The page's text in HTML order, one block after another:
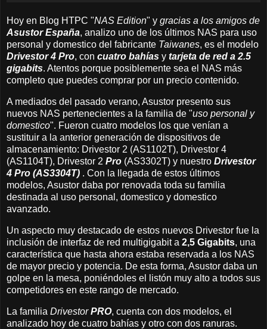
Hoy en Blog HTPC "NAS Edition" y gracias a los amigos de
Asustor España, analizo uno de los últimos NAS para uso
personal y domestico del fabricante Taiwanes, es el modelo
Drivestor 4 Pro, con cuatro bahías y tarjeta de red a 2.5
gigabits. Atentos porque posiblemente sea el NAS más
completo que puedes comprar por un precio contenido.
A mediados del pasado verano, Asustor presento sus
nuevos NAS pertenecientes a la familia de "uso personal y
domestico". Fueron cuatro modelos los que venían a
sustituir a la anterior generación de dispositivos de
almacenamiento: Drivestor 2 (AS1102T), Drivestor 4
(AS1104T), Drivestor 2 Pro (AS3302T) y nuestro Drivestor
4 Pro (AS3304T) . Con la llegada de estos últimos
modelos, Asustor daba por renovada toda su familia
destinada al uso personal, domestico y domestico
avanzado.
Un aspecto muy destacado de estos nuevos Drivestor fue la
inclusión de interfaz de red multigigabit a 2,5 Gigabits, una
característica que hasta ahora estaba reservada a los NAS
de mayor precio y potencia. De esta forma, Asustor daba un
golpe en la mesa, poniéndoles el listón muy alto a todos sus
competidores en este rango de mercado.
La familia DrivestorPRO, cuenta con dos modelos, el
analizado hoy de cuatro bahías y otro con dos ranuras.